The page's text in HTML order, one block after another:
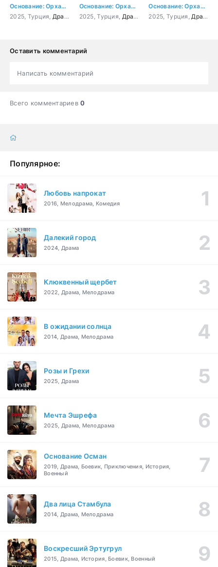
Основание: Орхан 1 серия
2025, Турция, Драма Боевик ,История
Основание: Орхан 2 серия
2025, Турция, Драма Боевик ,История
Основание: Орхан 3 серия
2025, Турция, Драма
Оставить комментарий
Написать комментарий
Всего комментариев0
Популярное:
Любовь напрокат
2016, Мелодрама, Комедия
Далекий город
2024, Драма
Клюквенный щербет
2022, Драма, Мелодрама
В ожидании солнца
2014, Драма, Мелодрама
Розы и Грехи
2025, Драма
Мечта Эшрефа
2025, Драма, Мелодрама
Основание Осман
2019, Драма, Боевик, Приключения, История,
Военный
Два лица Стамбула
2014, Драма, Мелодрама
Воскресший Эртугрул
2015, Драма, История, Боевик, Военный